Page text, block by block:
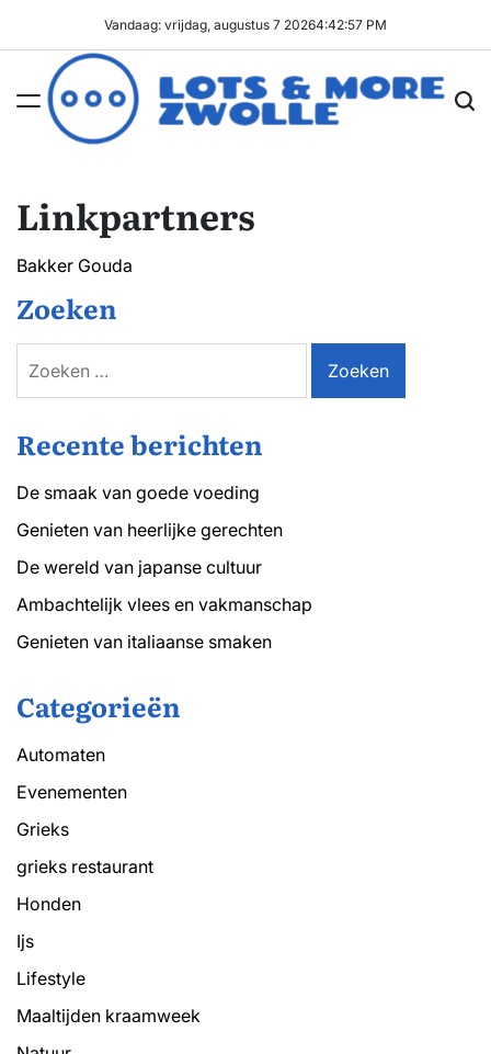
inhoud
Vandaag: vrijdag, augustus 7 20264:42:57 PM
More
Linkpartners
Bakker Gouda
Zoeken
naar:
Recente berichten
De smaak van goede voeding
Genieten van heerlijke gerechten
De wereld van japanse cultuur
Ambachtelijk vlees en vakmanschap
Genieten van italiaanse smaken
Categorieën
Automaten
Evenementen
Grieks
grieks restaurant
Honden
Ijs
Lifestyle
Maaltijden kraamweek